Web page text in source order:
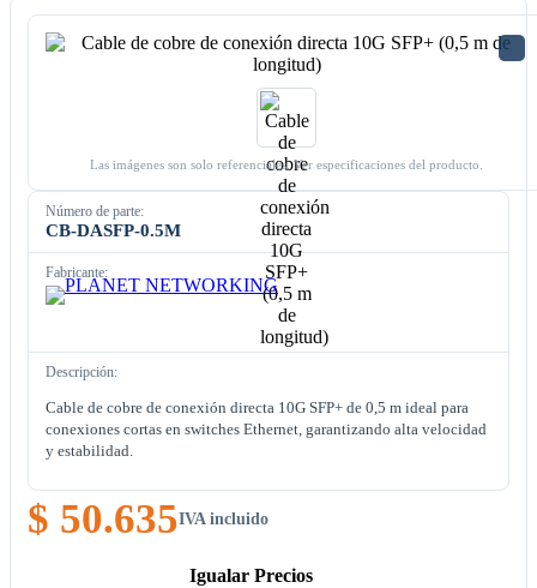
Las imágenes son solo referenciales. Ver especificaciones del producto.
Número de parte:
CB-DASFP-0.5M
Fabricante:
Descripción:
Cable de cobre de conexión directa 10G SFP+ de 0,5 m ideal para
conexiones cortas en switches Ethernet, garantizando alta velocidad
y estabilidad.
$ 50.635IVA incluido
Igualar Precios